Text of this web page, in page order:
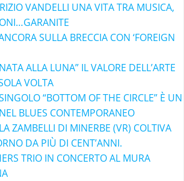
VANDELLI UNA VITA TRA MUSICA,
SULLA BRECCIA CON ‘FOREIGN
ALLA LUNA” IL VALORE DELL’ARTE
VOLTA
“BOTTOM OF THE CIRCLE” È UN
BLUES CONTEMPORANEO
ZAMBELLI DI MINERBE (VR) COLTIVA
DA PIÙ DI CENT’ANNI.
TRIO IN CONCERTO AL MURA